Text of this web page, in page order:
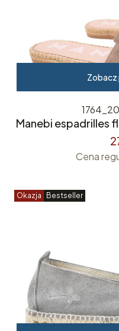
Manebi espadrilles
Cena
Okazja Bestseller